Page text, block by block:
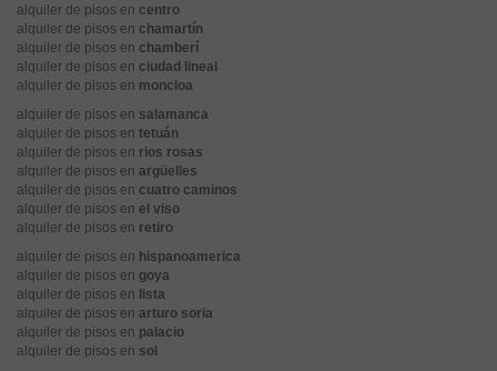
alquiler de pisos en centro
alquiler de pisos en chamartín
alquiler de pisos en chamberí
alquiler de pisos en ciudad lineal
alquiler de pisos en moncloa
alquiler de pisos en salamanca
alquiler de pisos en tetuán
alquiler de pisos en rios rosas
alquiler de pisos en argüelles
alquiler de pisos en cuatro caminos
alquiler de pisos en el viso
alquiler de pisos en retiro
alquiler de pisos en hispanoamerica
alquiler de pisos en goya
alquiler de pisos en lista
alquiler de pisos en arturo soria
alquiler de pisos en palacio
alquiler de pisos en sol